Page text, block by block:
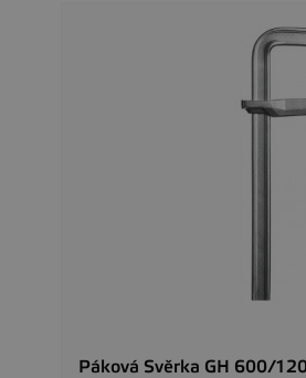
Páková Svěrka GH 600/